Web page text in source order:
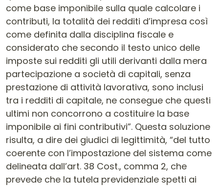
come base imponibile sulla quale calcolare i
contributi, la totalità dei redditi d’impresa così
come definita dalla disciplina fiscale e
considerato che secondo il testo unico delle
imposte sui redditi gli utili derivanti dalla mera
partecipazione a società di capitali, senza
prestazione di attività lavorativa, sono inclusi
tra i redditi di capitale, ne consegue che questi
ultimi non concorrono a costituire la base
imponibile ai fini contributivi”. Questa soluzione
risulta, a dire dei giudici di legittimità, “del tutto
coerente con l’impostazione del sistema come
delineata dall’art. 38 Cost., comma 2, che
prevede che la tutela previdenziale spetti ai